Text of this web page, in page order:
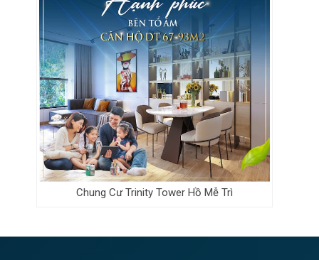
Chung Cư Trinity Tower Hồ Mễ Trì